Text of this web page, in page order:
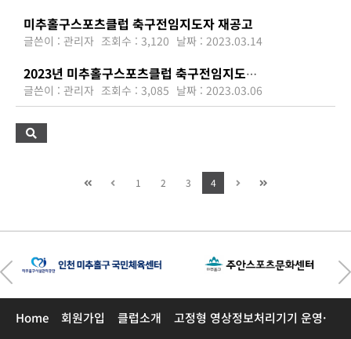
미추홀구스포츠클럽 축구전임지도자 재공고
글쓴이 : 관리자 조회수 : 3,120 날짜 : 2023.03.14
2023년 미추홀구스포츠클럽 축구전임지도자(정규직) 모집 공고
글쓴이 : 관리자 조회수 : 3,085 날짜 : 2023.03.06
1 2 3 4
Home 회원가입 클럽소개 고정형 영상정보처리기기 운영·